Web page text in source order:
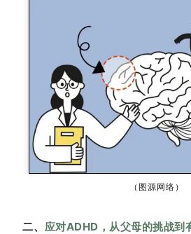
（图源网络）
二、 应对ADHD， 从父母的挑战到